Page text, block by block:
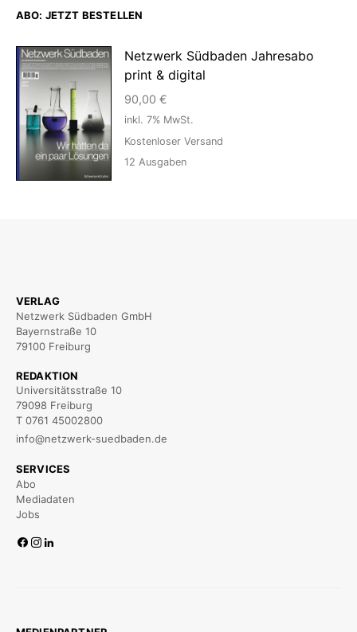
ABO: JETZT BESTELLEN
Netzwerk Südbaden Jahresabo
print & digital
90,00 €
inkl. 7% MwSt.
Kostenloser Versand
12 Ausgaben
VERLAG
Netzwerk Südbaden GmbH
Bayernstraße 10
79100 Freiburg
REDAKTION
Universitätsstraße 10
79098 Freiburg
T 0761 45002800
info@netzwerk-suedbaden.de
SERVICES
Abo
Mediadaten
Jobs